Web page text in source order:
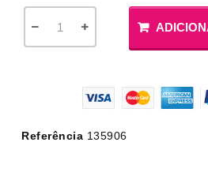
Referência 135906